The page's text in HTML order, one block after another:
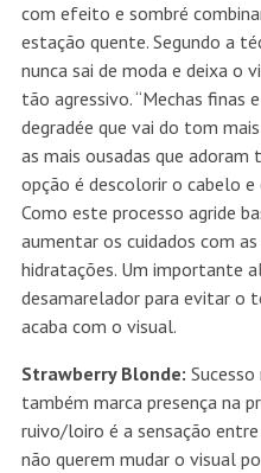
com efeito e sombré
estação quente. Segundo a
nunca sai de moda e deixa o
tão agressivo. “Mechas finas
degradée que vai do tom
as mais ousadas que adoram
opção é descolorir o cabelo
Como este processo agride
aumentar os cuidados com
hidratações. Um importante
desamarelador para evitar o
acaba com o visual.
Strawberry Blonde:
também marca presença na
ruivo/loiro é a sensação
não querem mudar o visual